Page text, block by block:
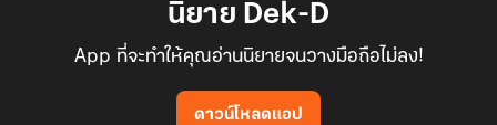
นิยาย Dek-D
App ที่จะทำให้คุณอ่านนิยายจนวางมือถือไม่ลง!
ดาวน์โหลดแอป